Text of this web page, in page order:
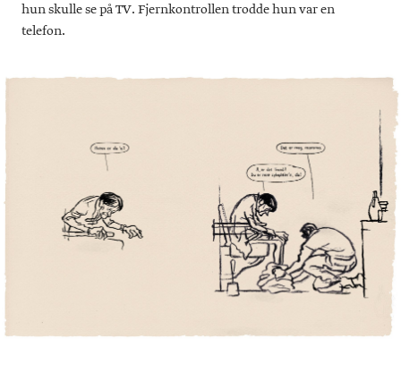
hun skulle se på TV. Fjernkontrollen trodde hun var en
telefon.